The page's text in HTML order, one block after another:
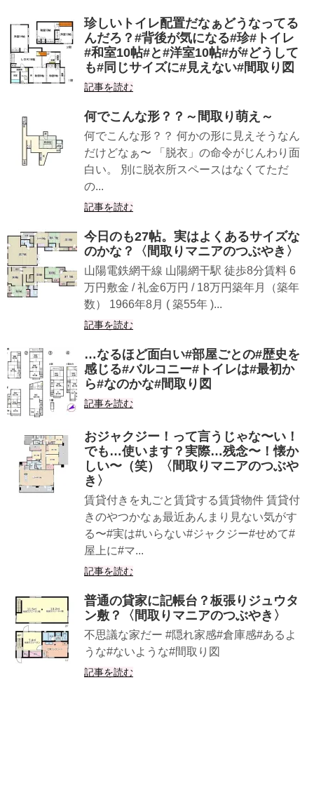
珍しいトイレ配置だなぁどうなってる
んだろ？#背後が気になる#珍#トイレ
#和室10帖#と#洋室10帖#が#どうして
も#同じサイズに#見えない#間取り図
記事を読む
何でこんな形？？～間取り萌え～
何でこんな形？？ 何かの形に見えそうなん
だけどなぁ〜 「脱衣」の命令がじんわり面
白い。 別に脱衣所スペースはなくてただ
の...
記事を読む
今日のも27帖。実はよくあるサイズな
のかな？〈間取りマニアのつぶやき〉
山陽電鉄網干線 山陽網干駅 徒歩8分賃料 6
万円敷金 / 礼金6万円 / 18万円築年月（築年
数） 1966年8月 ( 築55年 )...
記事を読む
…なるほど面白い#部屋ごとの#歴史を
感じる#バルコニー#トイレは#最初か
ら#なのかな#間取り図
記事を読む
おジャクジー！って言うじゃな〜い！
でも…使います？実際…残念〜！懐か
しい〜（笑）〈間取りマニアのつぶや
き〉
賃貸付きを丸ごと賃貸する賃貸物件 賃貸付
きのやつかなぁ最近あんまり見ない気がす
る〜#実は#いらない#ジャクジー#せめて#
屋上に#マ...
記事を読む
普通の貸家に記帳台？板張りジュウタ
ン敷？〈間取りマニアのつぶやき〉
不思議な家だー #隠れ家感#倉庫感#あるよ
うな#ないような#間取り図
記事を読む